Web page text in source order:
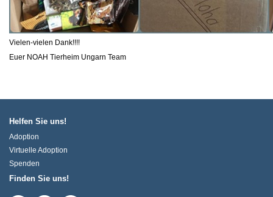
Vielen-vielen Dank!!!!
Euer NOAH Tierheim Ungarn Team
Helfen Sie uns!
Adoption
Virtuelle Adoption
Spenden
Finden Sie uns!